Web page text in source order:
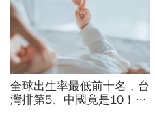
全球出生率最低前十名，台
灣排第5、中國竟是10！亞